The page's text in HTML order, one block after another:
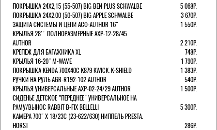
ПОКРЫШКА 24X2,15 (55-507) BIG BEN PLUS SCHWALBE
5 068Р.
ПОКРЫШКА 24X2.00 (50-507) BIG APPLE SCHWALBE
3 670Р.
ЗАЩИТА СИСТЕМЫ И ЦЕПИ ACO-AUTHOR 16"
1 550Р.
КРЫЛЬЯ 28'' ПОЛНОРАЗМЕРНЫЕ AXP-12-28/45
AUTHOR
2 210Р.
КРЕПЕЖ ДЛЯ БАГАЖНИКА XL
748Р.
КРЫЛЬЯ 16-20" M-WAVE
1 790Р.
ПОКРЫШКА KENDA 700Х40С K879 KWICK. K-SHIELD
1 383Р.
РУЧКИ НА РУЛЬ AGR-R192-102 AUTHOR
540Р.
КРЫЛЬЯ УНИВЕРСАЛЬНЫЕ AXP-02-24/29 AUTHOR
1 500Р.
СИДЕНЬЕ ДЕТСКОЕ "ПЕРЕДНЕЕ" УНИВЕРСАЛЬНОЕ НА
РАМУ/ВЫНОС RABBIT B-FIX BELLELLI
5 300Р.
КАМЕРА 700" Х 18/23C (23-622/630) НИППЕЛЬ PRESTA.
HORST
286Р.